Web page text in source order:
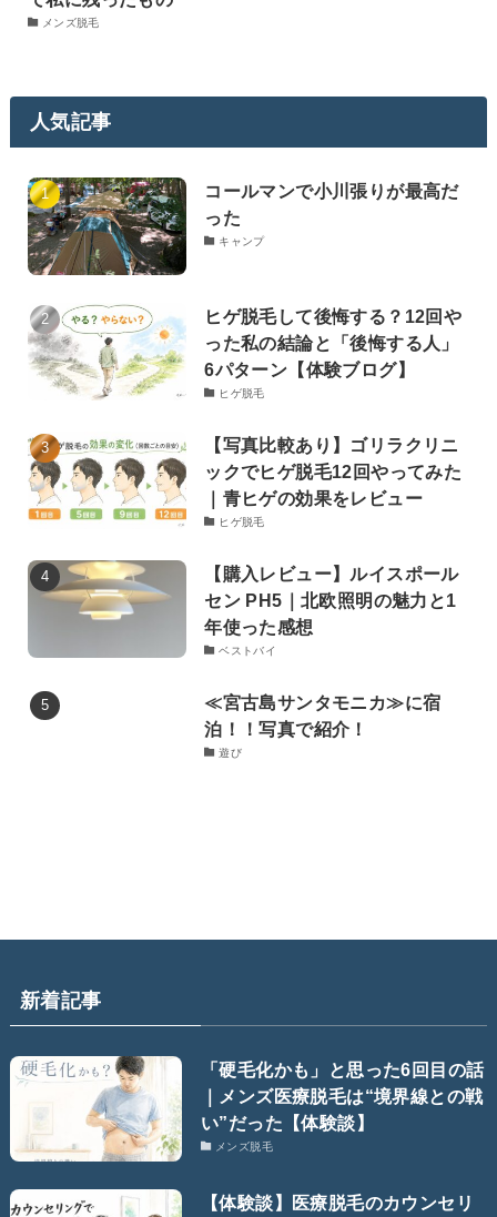
メンズ脱毛
人気記事
コールマンで小川張りが最高だ
った
キャンプ
ヒゲ脱毛して後悔する？12回や
った私の結論と「後悔する人」
6パターン【体験ブログ】
ヒゲ脱毛
【写真比較あり】ゴリラクリニ
ックでヒゲ脱毛12回やってみた
｜青ヒゲの効果をレビュー
ヒゲ脱毛
【購入レビュー】ルイスポール
セン PH5｜北欧照明の魅力と1
年使った感想
ベストバイ
≪宮古島サンタモニカ≫に宿
泊！！写真で紹介！
遊び
新着記事
「硬毛化かも」と思った6回目の話
｜メンズ医療脱毛は“境界線との戦
い”だった【体験談】
メンズ脱毛
【体験談】医療脱毛のカウンセリ